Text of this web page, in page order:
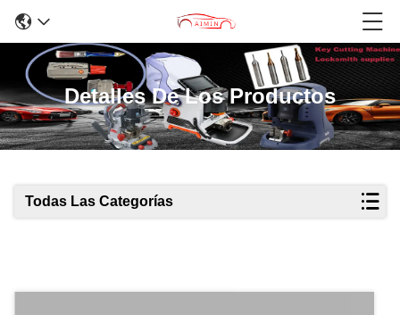
Detalles De Los Productos
Todas Las Categorías